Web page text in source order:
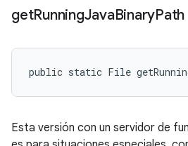
getRunningJavaBinaryPath
public static File
Esta versión con un servidor de